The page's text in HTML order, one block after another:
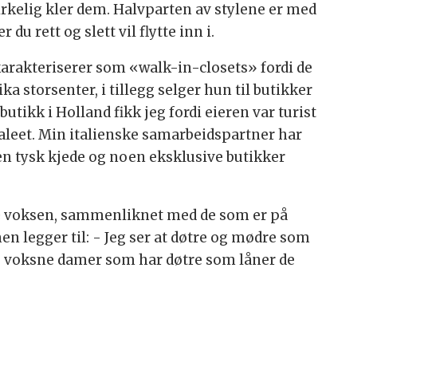
kler dem. Halvparten av stylene er med
du rett og slett vil flytte inn i.
som «walk-in-closets» fordi de
storsenter, i tillegg selger hun til butikker
i Holland fikk jeg fordi eieren var turist
Min italienske samarbeidspartner har
tysk kjede og noen eksklusive butikker
sammenliknet med de som er på
legger til: - Jeg ser at døtre og mødre som
damer som har døtre som låner de